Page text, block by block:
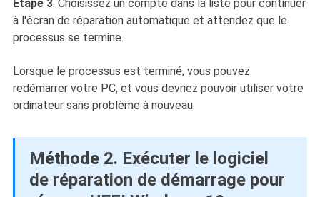
Étape 3. Choisissez un compte dans la liste pour continuer
à l'écran de réparation automatique et attendez que le
processus se termine.
Lorsque le processus est terminé, vous pouvez
redémarrer votre PC, et vous devriez pouvoir utiliser votre
ordinateur sans problème à nouveau.
Méthode 2. Exécuter le logiciel
de réparation de démarrage pour